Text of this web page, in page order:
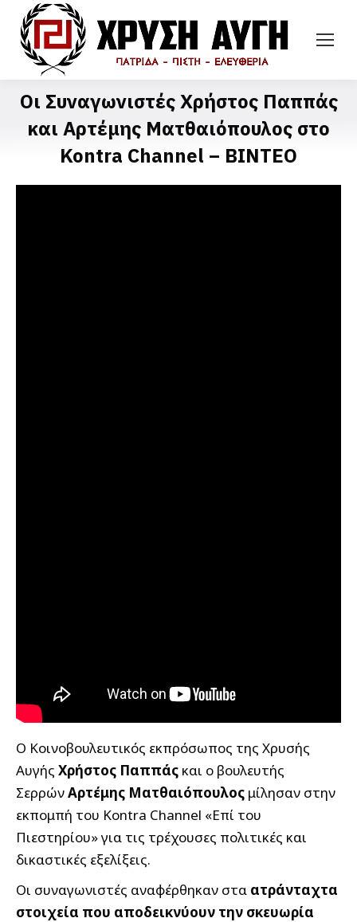
Οι Συναγωνιστές Χρήστος Παππάς
και Αρτέμης Ματθαιόπουλος στο
Kontra Channel – ΒΙΝΤΕΟ
Ο Κοινοβουλευτικός εκπρόσωπος της Χρυσής
Αυγής Χρήστος Παππάς και ο βουλευτής
ΣερρώνΑρτέμης Ματθαιόπουλος μίλησαν στην
εκπομπή του Kontra Channel «Επί του
Πιεστηρίου» για τις τρέχουσες πολιτικές και
δικαστικές εξελίξεις.
Οι συναγωνιστές αναφέρθηκαν στα ατράνταχτα
στοιχεία που αποδεικνύουν την σκευωρία